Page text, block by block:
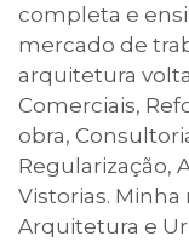
completa e
mercado de
arquitetura
Comerciais,
obra,
Regularização,
Vistorias.
Arquitetura e